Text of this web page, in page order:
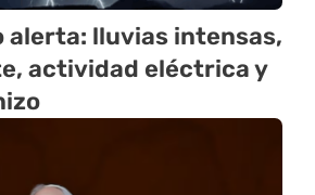
alerta: lluvias intensas,
actividad eléctrica y